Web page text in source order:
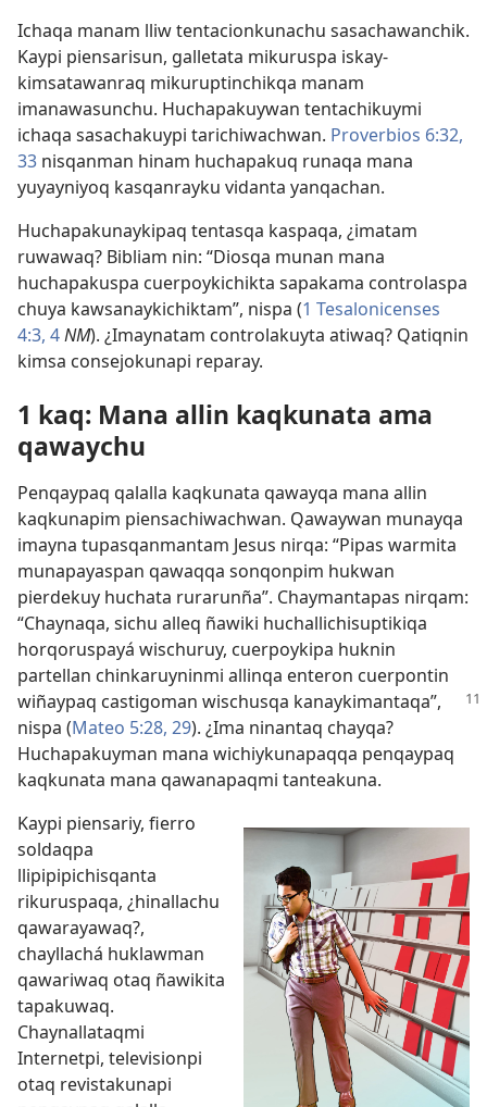
Ichaqa manam lliw tentacionkunachu sasachawanchik.
Kaypi piensarisun, galletata mikuruspa iskay-
kimsatawanraq mikuruptinchikqa manam
imanawasunchu. Huchapakuywan tentachikuymi
ichaqa sasachakuypi tarichiwachwan. Proverbios 6:32,
33 nisqanman hinam huchapakuq runaqa mana
yuyayniyoq kasqanrayku vidanta yanqachan.
Huchapakunaykipaq tentasqa kaspaqa, ¿imatam
ruwawaq? Bibliam nin: “Diosqa munan mana
huchapakuspa cuerpoykichikta sapakama controlaspa
chuya kawsanaykichiktam”, nispa (1 Tesalonicenses
4:3, 4NM). ¿Imaynatam controlakuyta atiwaq? Qatiqnin
kimsa consejokunapi reparay.
1 kaq: Mana allin kaqkunata ama
qawaychu
Penqaypaq qalalla kaqkunata qawayqa mana allin
kaqkunapim piensachiwachwan. Qawaywan munayqa
imayna tupasqanmantam Jesus nirqa: “Pipas warmita
munapayaspan qawaqqa sonqonpim hukwan
pierdekuy huchata rurarunña”. Chaymantapas nirqam:
“Chaynaqa, sichu alleq ñawiki huchallichisuptikiqa
horqoruspayá wischuruy, cuerpoykipa huknin
partellan chinkaruyninmi allinqa enteron cuerpontin
wiñaypaq castigoman wischusqa kanaykimantaqa”,
nispa (Mateo 5:28, 29). ¿Ima ninantaq chayqa?
Huchapakuyman mana wichiykunapaqqa penqaypaq
kaqkunata mana qawanapaqmi tanteakuna.
Kaypi piensariy, fierro
soldaqpa
llipipipichisqanta
rikuruspaqa, ¿hinallachu
qawarayawaq?,
chayllachá huklawman
qawariwaq otaq ñawikita
tapakuwaq.
Chaynallataqmi
Internetpi, televisionpi
otaq revistakunapi